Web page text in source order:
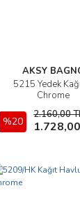
AKSY
5215 Yedek
Chrome
%20
2.160,00
İncele
Sepete